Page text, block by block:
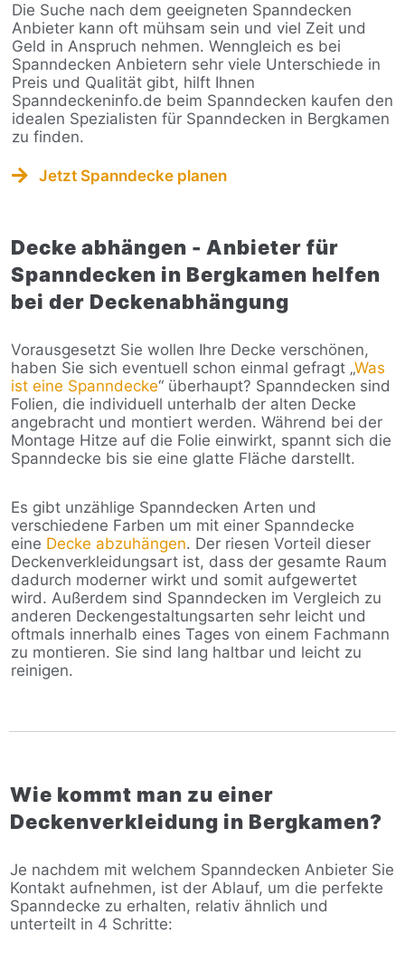
Die Suche nach dem geeigneten Spanndecken
Anbieter kann oft mühsam sein und viel Zeit und
Geld in Anspruch nehmen. Wenngleich es bei
Spanndecken Anbietern sehr viele Unterschiede in
Preis und Qualität gibt, hilft Ihnen
Spanndeckeninfo.de beim Spanndecken kaufen den
idealen Spezialisten für Spanndecken in Bergkamen
zu finden.
Jetzt Spanndecke planen
Decke abhängen - Anbieter für
Spanndecken in Bergkamen helfen
bei der Deckenabhängung
Vorausgesetzt Sie wollen Ihre Decke verschönen,
haben Sie sich eventuell schon einmal gefragt „Was
ist eine Spanndecke“ überhaupt? Spanndecken sind
Folien, die individuell unterhalb der alten Decke
angebracht und montiert werden. Während bei der
Montage Hitze auf die Folie einwirkt, spannt sich die
Spanndecke bis sie eine glatte Fläche darstellt.
Es gibt unzählige Spanndecken Arten und
verschiedene Farben um mit einer Spanndecke
eine Decke abzuhängen. Der riesen Vorteil dieser
Deckenverkleidungsart ist, dass der gesamte Raum
dadurch moderner wirkt und somit aufgewertet
wird. Außerdem sind Spanndecken im Vergleich zu
anderen Deckengestaltungsarten sehr leicht und
oftmals innerhalb eines Tages von einem Fachmann
zu montieren. Sie sind lang haltbar und leicht zu
reinigen.
Wie kommt man zu einer
Deckenverkleidung in Bergkamen?
Je nachdem mit welchem Spanndecken Anbieter Sie
Kontakt aufnehmen, ist der Ablauf, um die perfekte
Spanndecke zu erhalten, relativ ähnlich und
unterteilt in 4 Schritte: